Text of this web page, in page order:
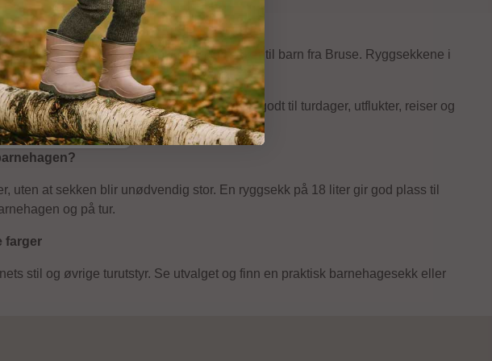
tur og hverdag
finner du barnehagesekker og tursekker til barn fra Bruse. Ryggsekkene i
finnes i flere farger.
dagen. En ryggsekk til barn passer også godt til turdager, utflukter, reiser og
uten at sekken blir unødvendig stor. En ryggsekk på 18 liter gir god plass til
og på tur.
farger
stil og øvrige turutstyr. Se utvalget og finn en praktisk barnehagesekk eller
Målrettet Egendefinert